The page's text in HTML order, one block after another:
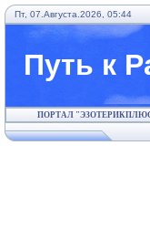
Пт, 07.Августа.2026, 05:44
Путь к
ПОРТАЛ